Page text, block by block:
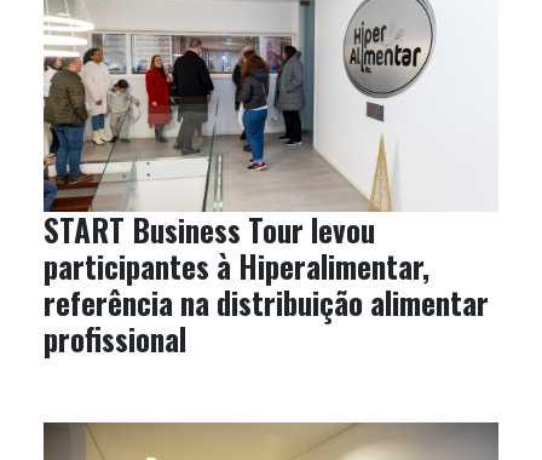
START Business Tour levou
participantes à Hiperalimentar,
referência na distribuição alimentar
profissional